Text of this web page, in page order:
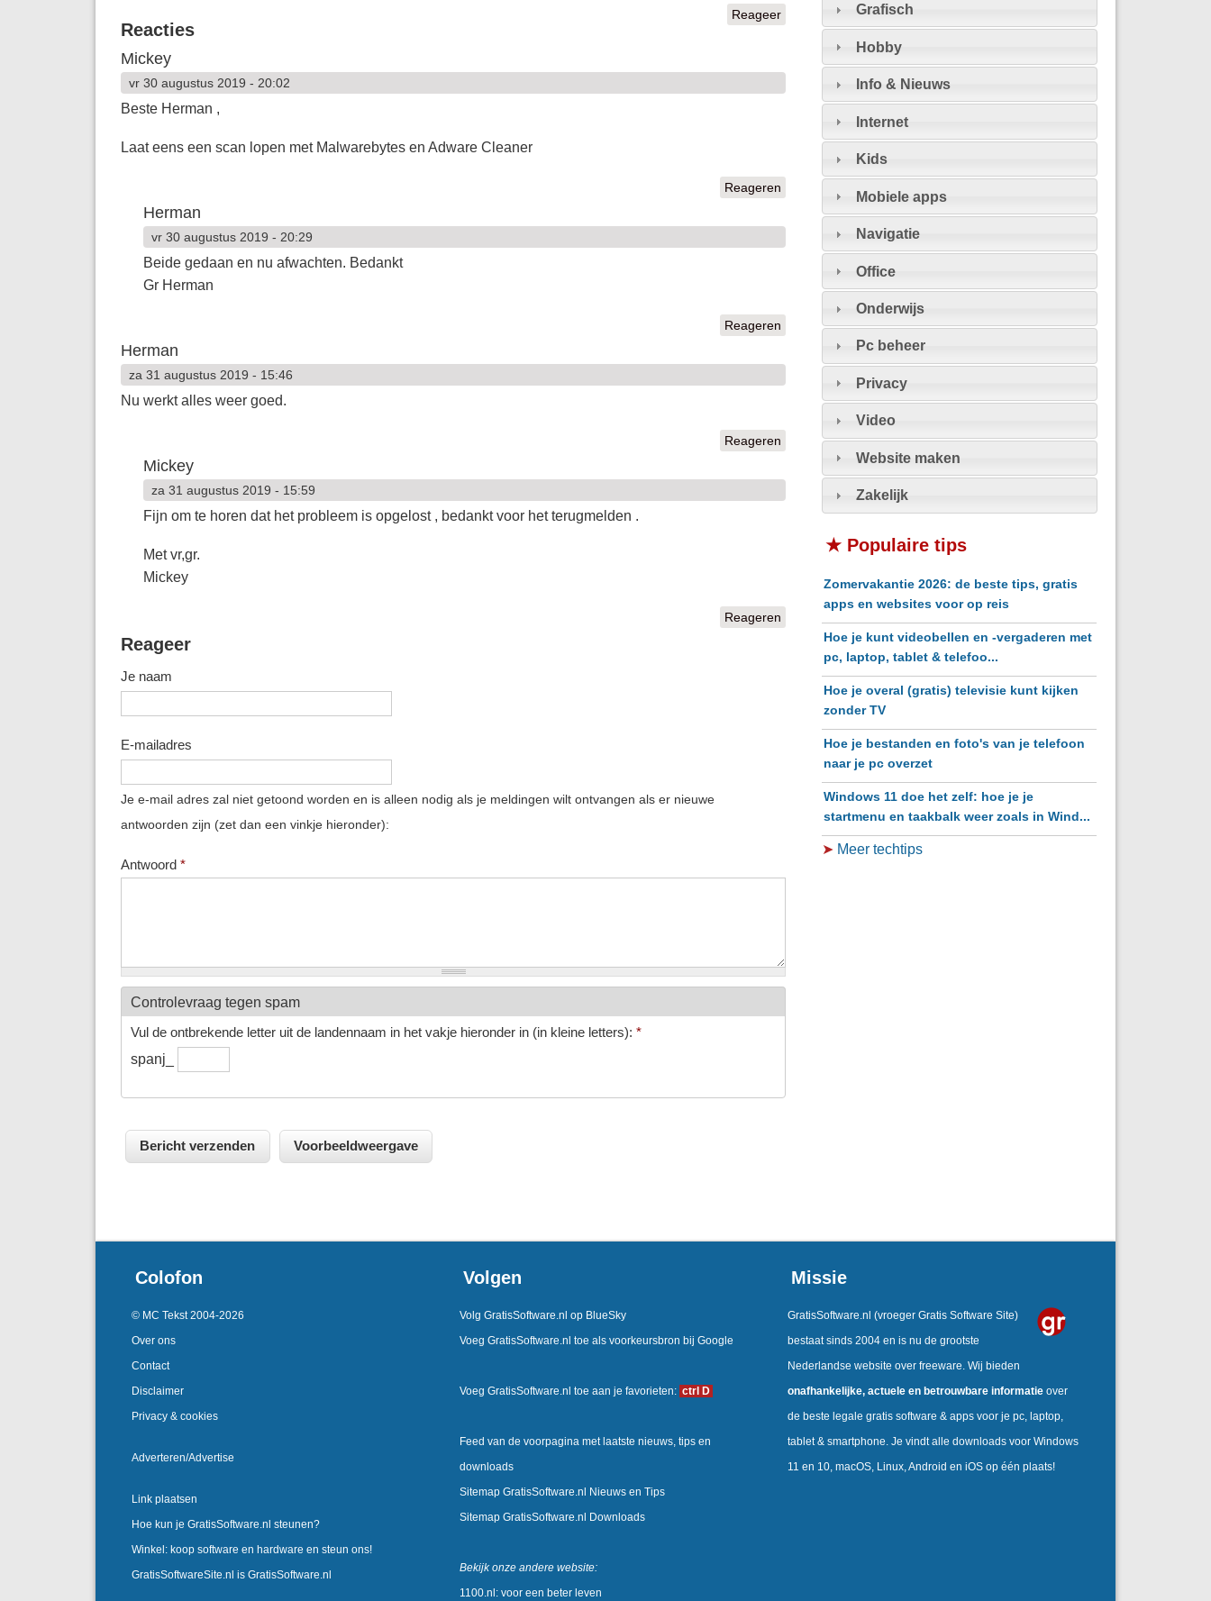
Reageer
Reacties
Mickey
vr 30 augustus 2019 - 20:02
Beste Herman ,
Laat eens een scan lopen met Malwarebytes en Adware Cleaner
Reageren
Herman
vr 30 augustus 2019 - 20:29
Beide gedaan en nu afwachten. Bedankt
Gr Herman
Reageren
Herman
za 31 augustus 2019 - 15:46
Nu werkt alles weer goed.
Reageren
Mickey
za 31 augustus 2019 - 15:59
Fijn om te horen dat het probleem is opgelost , bedankt voor het terugmelden .
Met vr,gr.
Mickey
Reageren
Reageer
Je naam
E-mailadres
Je e-mail adres zal niet getoond worden en is alleen nodig als je meldingen wilt ontvangen als er nieuwe
antwoorden zijn (zet dan een vinkje hieronder):
Antwoord *
Controlevraag tegen spam
Vul de ontbrekende letter uit de landennaam in het vakje hieronder in (in kleine letters): *
spanj_
Grafisch
Hobby
Info & Nieuws
Internet
Kids
Mobiele apps
Navigatie
Office
Onderwijs
Pc beheer
Privacy
Video
Website maken
Zakelijk
★ Populaire tips
Zomervakantie 2026: de beste tips, gratis
apps en websites voor op reis
Hoe je kunt videobellen en -vergaderen met
pc, laptop, tablet & telefoo...
Hoe je overal (gratis) televisie kunt kijken
zonder TV
Hoe je bestanden en foto's van je telefoon
naar je pc overzet
Windows 11 doe het zelf: hoe je je
startmenu en taakbalk weer zoals in Wind...
➤ Meer techtips
Colofon
© MC Tekst 2004-2026
Over ons
Contact
Disclaimer
Privacy & cookies
Adverteren/Advertise
Link plaatsen
Hoe kun je GratisSoftware.nl steunen?
Winkel: koop software en hardware en steun ons!
GratisSoftwareSite.nl is GratisSoftware.nl
Volgen
Volg GratisSoftware.nl op BlueSky
Voeg GratisSoftware.nl toe als voorkeursbron bij Google
Voeg GratisSoftware.nl toe aan je favorieten: ctrl D
Feed van de voorpagina met laatste nieuws, tips en
downloads
Sitemap GratisSoftware.nl Nieuws en Tips
Sitemap GratisSoftware.nl Downloads
Bekijk onze andere website:
1100.nl: voor een beter leven
Missie
GratisSoftware.nl (vroeger Gratis Software Site)
bestaat sinds 2004 en is nu de grootste
Nederlandse website over freeware. Wij bieden
onafhankelijke, actuele en betrouwbare informatie over
de beste legale gratis software & apps voor je pc, laptop,
tablet & smartphone. Je vindt alle downloads voor Windows
11 en 10, macOS, Linux, Android en iOS op één plaats!